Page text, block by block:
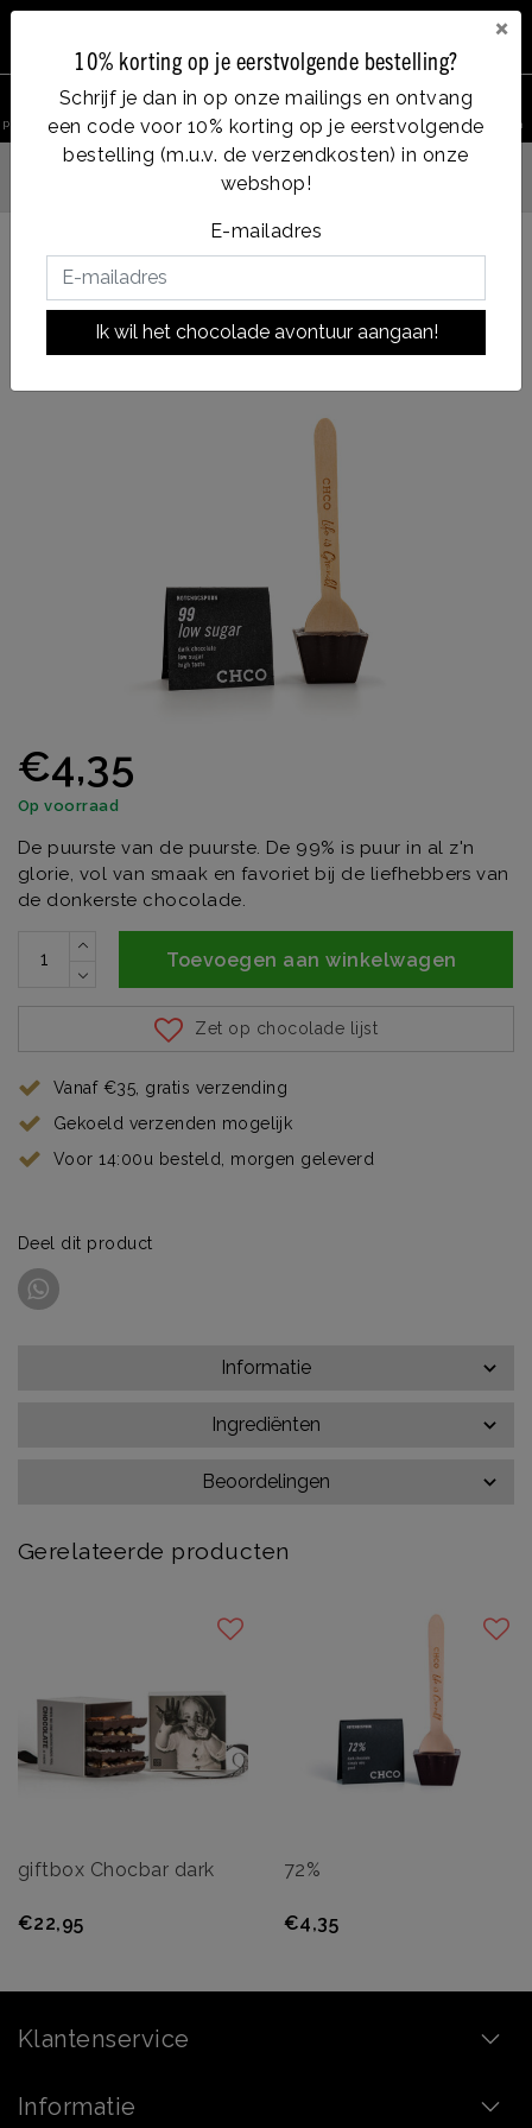
×
10% korting op je eerstvolgende bestelling?
Schrijf je dan in op onze mailings en ontvang
een code voor 10% korting op je eerstvolgende
bestelling (m.u.v. de verzendkosten) in onze
webshop!
E-mailadres
Ik wil het chocolade avontuur aangaan!
Vanaf €35, gratis verzending
Terug naar HOME|99%
€4,35
Op voorraad
De puurste van de puurste. De 99% is puur in al z'n
glorie, vol van smaak en favoriet bij de liefhebbers van
de donkerste chocolade.
Toevoegen aan winkelwagen
Zet op chocolade lijst
Vanaf €35, gratis verzending
Gekoeld verzenden mogelijk
Voor 14:00u besteld, morgen geleverd
Deel dit product
Informatie
Ingrediënten
Beoordelingen
Gerelateerde producten
giftbox Chocbar dark
€22,95
72%
€4,35
Klantenservice
Informatie
product zoeken Account Menu Verlanglijst Winkelwagen